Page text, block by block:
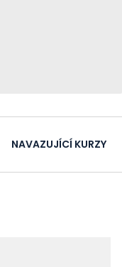
NAVAZUJÍCÍ KURZY